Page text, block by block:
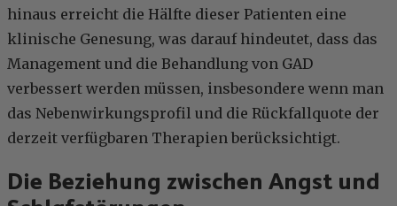
hinaus erreicht die Hälfte dieser Patienten eine
klinische Genesung, was darauf hindeutet, dass das
Management und die Behandlung von GAD
verbessert werden müssen, insbesondere wenn man
das Nebenwirkungsprofil und die Rückfallquote der
derzeit verfügbaren Therapien berücksichtigt.
Die Beziehung zwischen Angst und